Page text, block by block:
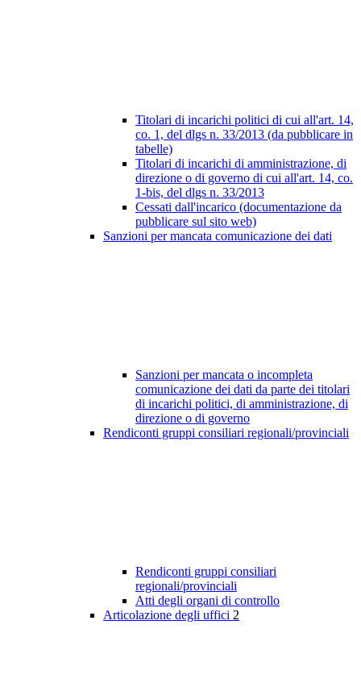
Titolari di incarichi politici di cui all'art. 14,
co. 1, del dlgs n. 33/2013 (da pubblicare in
tabelle)
Titolari di incarichi di amministrazione, di
direzione o di governo di cui all'art. 14, co.
1-bis, del dlgs n. 33/2013
Cessati dall'incarico (documentazione da
pubblicare sul sito web)
Sanzioni per mancata comunicazione dei dati
Sanzioni per mancata o incompleta
comunicazione dei dati da parte dei titolari
di incarichi politici, di amministrazione, di
direzione o di governo
Rendiconti gruppi consiliari regionali/provinciali
Rendiconti gruppi consiliari
regionali/provinciali
Atti degli organi di controllo
Articolazione degli uffici 2